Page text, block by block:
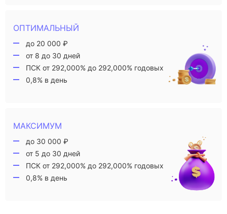
ОПТИМАЛЬНЫЙ
до 20 000 ₽
от 8 до 30 дней
ПСК от 292,000% до 292,000% годовых
0,8% в день
МАКСИМУМ
до 30 000 ₽
от 5 до 30 дней
ПСК от 292,000% до 292,000% годовых
0,8% в день